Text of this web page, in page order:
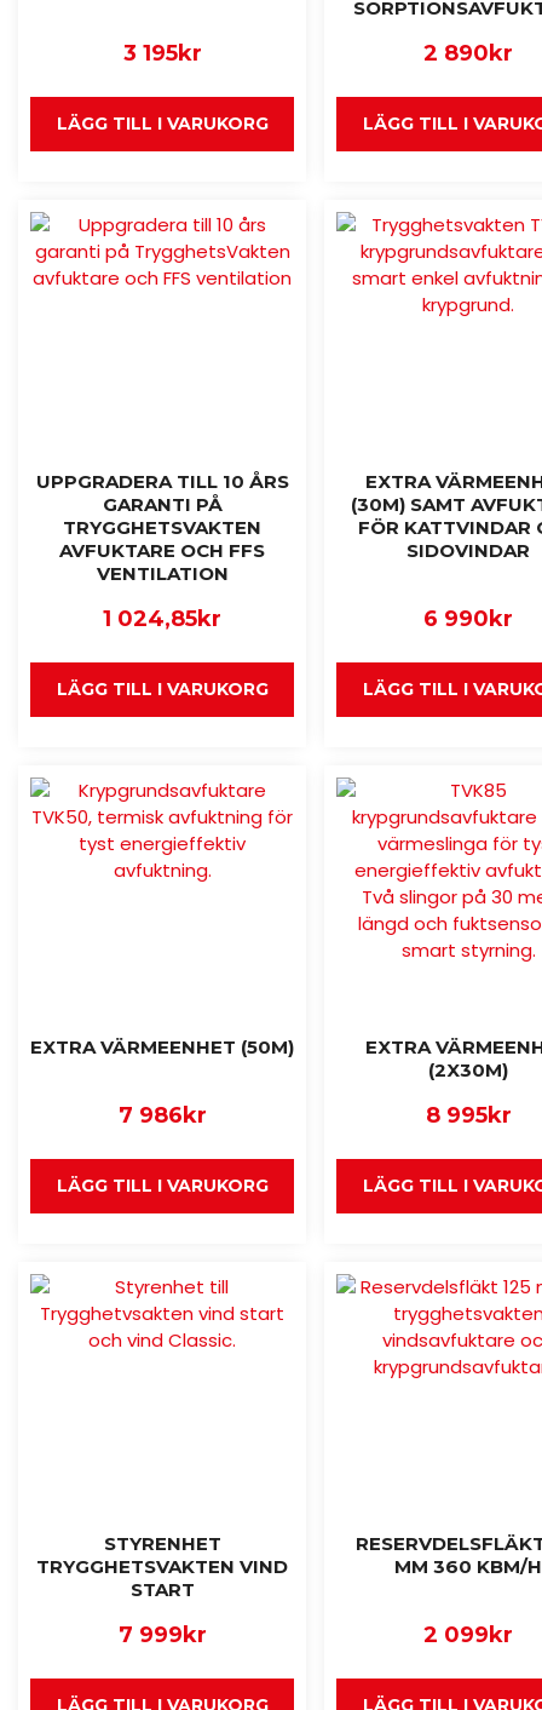
3 195kr
LÄGG TILL I VARUKORG
2 890kr
LÄGG TILL I
UPPGRADERA TILL 10 ÅRS
GARANTI PÅ
TRYGGHETSVAKTEN
AVFUKTARE OCH FFS
VENTILATION
1 024,85kr
LÄGG TILL I VARUKORG
EXTRA
(30M) SAMT
FÖR KATTVINDAR
SIDOVINDAR
6 990kr
LÄGG TILL I
EXTRA VÄRMEENHET (50M)
7 986kr
LÄGG TILL I VARUKORG
EXTRA
(2X30M)
8 995kr
LÄGG TILL I
STYRENHET
TRYGGHETSVAKTEN VIND
START
7 999kr
LÄGG TILL I VARUKORG
MM 360 KBM/H
2 099kr
LÄGG TILL I